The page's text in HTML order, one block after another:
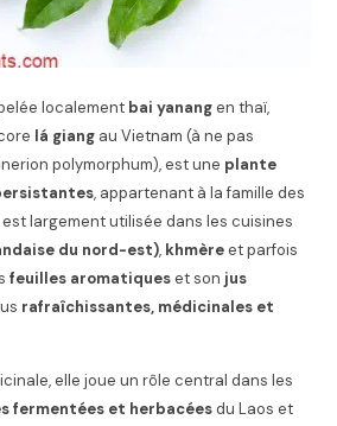
localement bai yanangen thaï,
lá giang au Vietnam (à ne pas
polymorphum), est une plante
, appartenant à la famille des
est largement utilisée dans les cuisines
du nord-est), khmèreet parfois
feuilles aromatiqueset son jus
rafraîchissantes, médicinales et
elle joue un rôle central dans les
fermentées et herbacéesdu Laos et